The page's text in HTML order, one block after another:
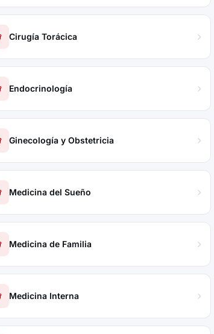
Cirugía Torácica
Endocrinología
Ginecología y Obstetricia
Medicina del Sueño
Medicina de Familia
Medicina Interna